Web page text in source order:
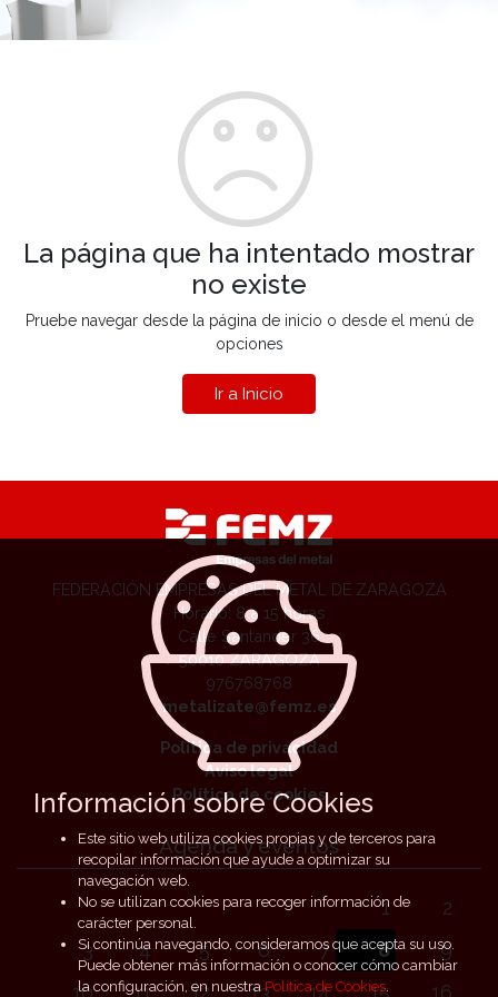
La página que ha intentado mostrar
no existe
Pruebe navegar desde la página de inicio o desde el menú de
opciones
Ir a Inicio
FEDERACIÓN EMPRESAS DEL METAL DE ZARAGOZA
Horario: 8 a 15 horas
Calle Santander 36
50010 ZARAGOZA
976768768
metalizate@femz.es
Política de privacidad
Aviso legal
Política de cookies
Agenda y eventos
1
2
3
4 5 6 7 8
9
Información sobre Cookies
Este sitio web utiliza cookies propias y de terceros para
recopilar información que ayude a optimizar su
navegación web.
No se utilizan cookies para recoger información de
carácter personal.
Si continúa navegando, consideramos que acepta su uso.
Puede obtener más información o conocer cómo cambiar
la configuración, en nuestraPolítica de Cookies.